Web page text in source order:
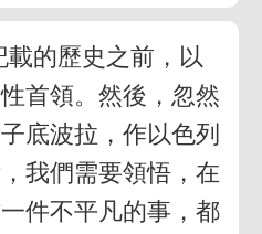
的歷史之前，以
首領。然後，忽然
底波拉，作以色列
我們需要領悟，在
件不平凡的事，都